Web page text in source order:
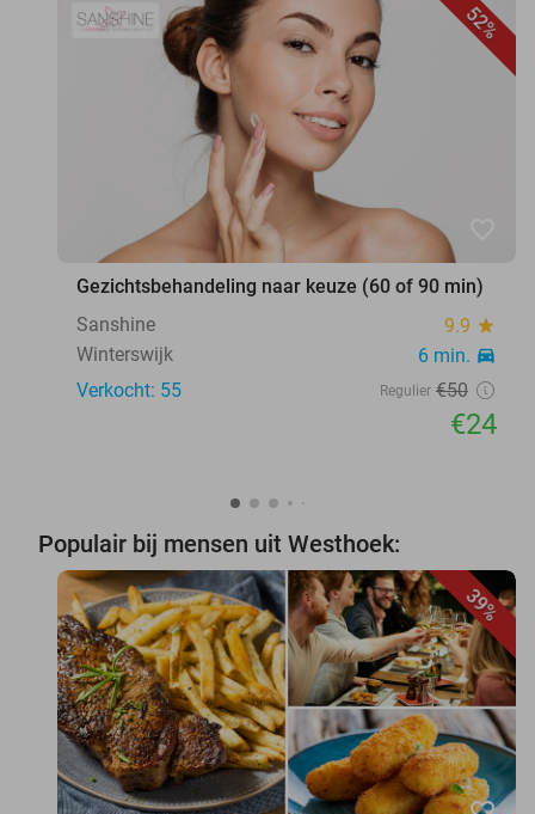
52%
Gezichtsbehandeling naar keuze (60 of 90 min)
Sanshine
9.9 star
Winterswijk 6 min. directions_car
Verkocht: 55 Regulier €50
€24
Populair bij mensen uit Westhoek:
39%